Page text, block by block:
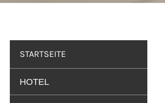
STARTSEITE
HOTEL